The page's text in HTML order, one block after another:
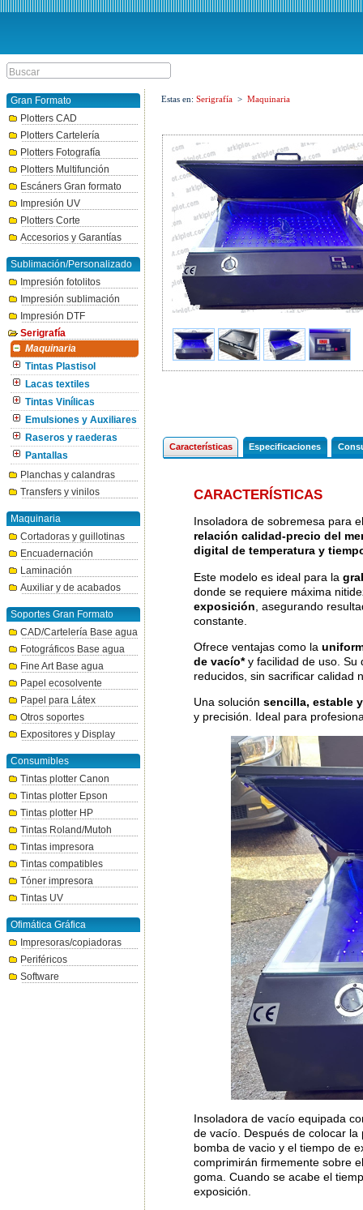
Gran Formato
Plotters CAD
Plotters Cartelería
Plotters Fotografía
Plotters Multifunción
Escáners Gran formato
Impresión UV
Plotters Corte
Accesorios y Garantías
Sublimación/Personalizado
Impresión fotolitos
Impresión sublimación
Impresión DTF
Serigrafía
Maquinaria
Tintas Plastisol
Lacas textiles
Tintas Vinílicas
Emulsiones y Auxiliares
Raseros y raederas
Pantallas
Planchas y calandras
Transfers y vinilos
Maquinaria
Cortadoras y guillotinas
Encuadernación
Laminación
Auxiliar y de acabados
Soportes Gran Formato
CAD/Cartelería Base agua
Fotográficos Base agua
Fine Art Base agua
Papel ecosolvente
Papel para Látex
Otros soportes
Expositores y Display
Consumibles
Tintas plotter Canon
Tintas plotter Epson
Tintas plotter HP
Tintas Roland/Mutoh
Tintas impresora
Tintas compatibles
Tóner impresora
Tintas UV
Ofimática Gráfica
Impresoras/copiadoras
Periféricos
Software
Estas en: Serigrafía > Maquinaria
Características Especificaciones
CARACTERÍSTICAS
Insoladora de sobremesa para
relación calidad-precio del
digital de temperatura y
Este modelo es ideal para la
donde se requiere máxima
exposición , asegurando
constante.
Ofrece ventajas como la
de vacío*y facilidad de uso. Su
reducidos, sin sacrificar calidad
Una solución sencilla, estable
y precisión. Ideal para
Insoladora de vacío equipada
de vacío. Después de colocar
bomba de vacio y el tiempo de
comprimirán firmemente sobre
goma. Cuando se acabe el
exposición.